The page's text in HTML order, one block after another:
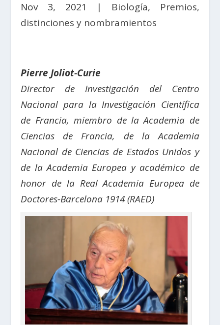
Nov 3, 2021 | Biología, Premios,
distinciones y nombramientos
Pierre Joliot-Curie
Director de Investigación del Centro
Nacional para la Investigación Científica
de Francia, miembro de la Academia de
Ciencias de Francia, de la Academia
Nacional de Ciencias de Estados Unidos y
de la Academia Europea y académico de
honor de la Real Academia Europea de
Doctores-Barcelona 1914 (RAED)